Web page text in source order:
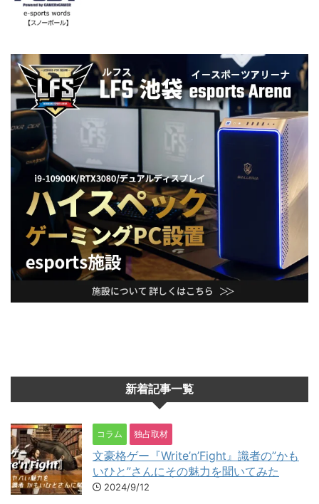
新着記事一覧
コラム 独占取材
文豪格ゲー『Write’n’Fight』識者の”かも
いひと”さんにその魅力を聞いてみた
2024/9/12